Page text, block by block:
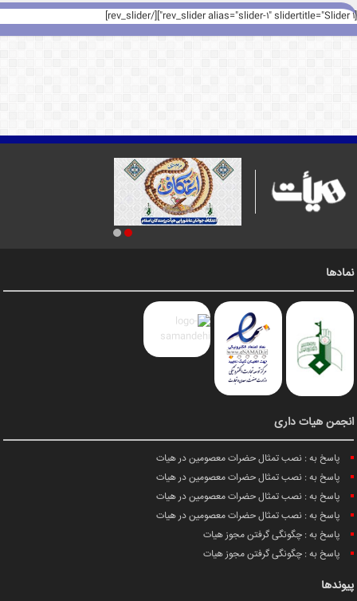
[rev_slider alias="slider-1" slidertitle="Slider 1"][/rev_slider]
نمادها
انجمن هیات داری
پاسخ به : نصب تمثال حضرات معصومین در هیات
پاسخ به : نصب تمثال حضرات معصومین در هیات
پاسخ به : نصب تمثال حضرات معصومین در هیات
پاسخ به : نصب تمثال حضرات معصومین در هیات
پاسخ به : چگونگی گرفتن مجوز هیات
پاسخ به : چگونگی گرفتن مجوز هیات
پیوندها